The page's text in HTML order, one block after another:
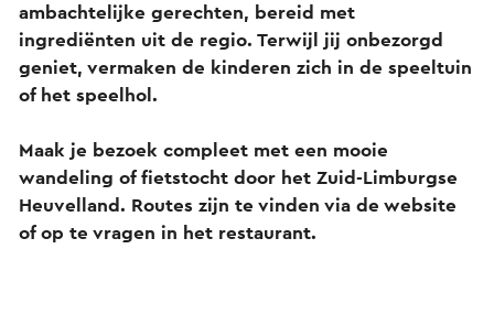
ambachtelijke gerechten, bereid met
ingrediënten uit de regio. Terwijl jij onbezorgd
geniet, vermaken de kinderen zich in de speeltuin
of het speelhol.
Maak je bezoek compleet met een mooie
wandeling of fietstocht door het Zuid-Limburgse
Heuvelland. Routes zijn te vinden via de website
of op te vragen in het restaurant.